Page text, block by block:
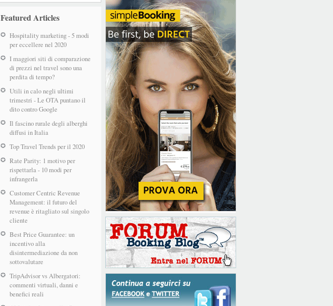
Featured Articles
Hospitality marketing - 5 modi
per eccellere nel 2020
I maggiori siti di comparazione
di prezzi nel travel sono una
perdita di tempo?
Utili in calo negli ultimi
trimestri - Le OTA puntano il
dito contro Google
Il fascino rurale degli alberghi
diffusi in Italia
Top Travel Trends per il 2020
Rate Parity: 1 motivo per
rispettarla - 10 modi per
infrangerla
Customer Centric Revenue
Management: il futuro del
revenue è ritagliato sul singolo
cliente
Best Price Guarantee: un
incentivo alla
disintermediazione da non
sottovalutare
TripAdvisor vs Albergatori:
commenti virtuali, danni e
benefici reali